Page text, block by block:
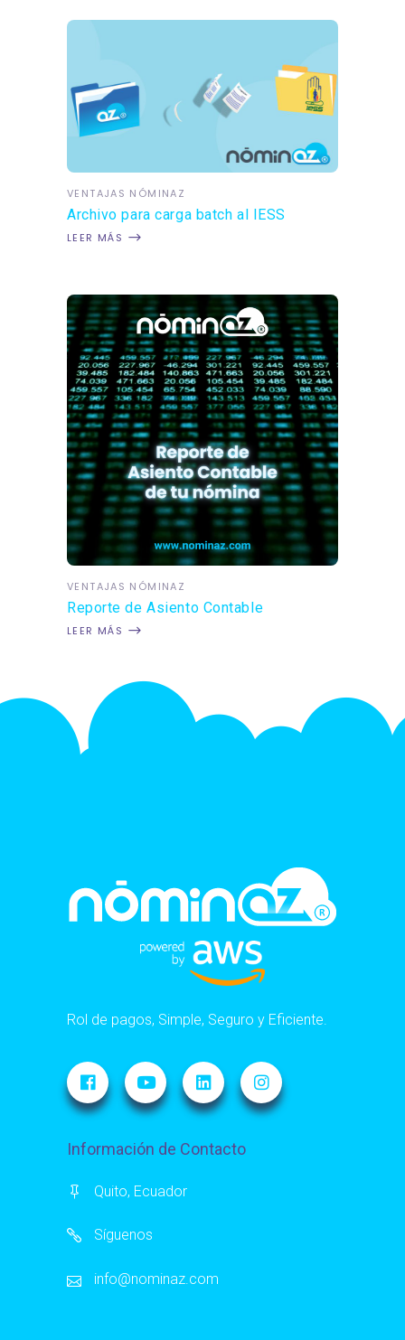
VENTAJAS NÓMINAZ
Archivo para carga batch al IESS
LEER MÁS
VENTAJAS NÓMINAZ
Reporte de Asiento Contable
LEER MÁS
Rol de pagos, Simple, Seguro y Eficiente.
Información de Contacto
Quito, Ecuador
Síguenos
info@nominaz.com